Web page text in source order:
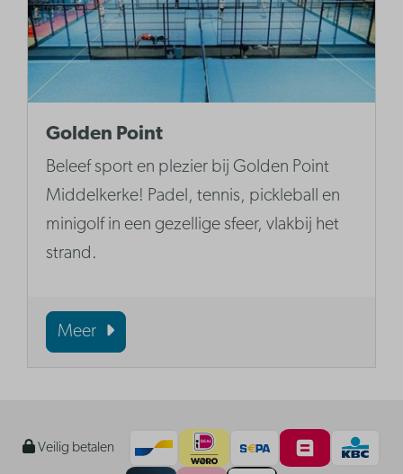
Golden Point
Beleef sport en plezier bij Golden Point
Middelkerke! Padel, tennis, pickleball en
minigolf in een gezellige sfeer, vlakbij het
strand.
Meer
Veilig betalen